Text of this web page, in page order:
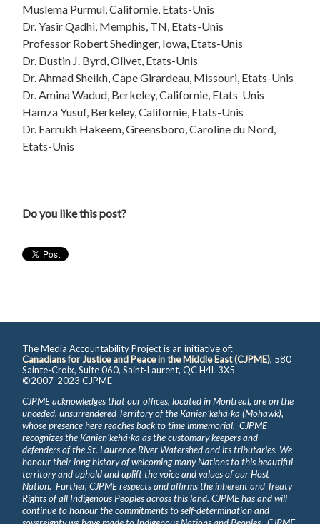
Muslema Purmul, Californie, Etats-Unis
Dr. Yasir Qadhi, Memphis, TN, Etats-Unis
Professor Robert Shedinger, Iowa, Etats-Unis
Dr. Dustin J. Byrd, Olivet, Etats-Unis
Dr. Ahmad Sheikh, Cape Girardeau, Missouri, Etats-Unis
Dr. Amina Wadud, Berkeley, Californie, Etats-Unis
Hamza Yusuf, Berkeley, Californie, Etats-Unis
Dr. Farrukh Hakeem, Greensboro, Caroline du Nord,
Etats-Unis
Do you like this post?
The Media Accountability Project is an initiative of:
Canadians for Justice and Peace in the Middle East (CJPME), 580
Sainte-Croix, Suite 060, Saint-Laurent, QC H4L 3X5
©2007-2023 CJPME
CJPME acknowledges that our offices, located in Montreal, are on the
unceded, unsurrendered Territory of the Kanienʼkehá꞉ka (Mohawk),
whose presence here reaches back to time immemorial. CJPME
recognizes the Kanienʼkehá꞉ka as the customary keepers and
defenders of the St. Laurence River Watershed and its tributaries. We
honour their long history of welcoming many Nations to this beautiful
territory and uphold and uplift the voice and values of our Host
Nation. Further, CJPME respects and affirms the inherent and Treaty
Rights of all Indigenous Peoples across this land. CJPME has and will
continue to honour the commitments to self-determination and